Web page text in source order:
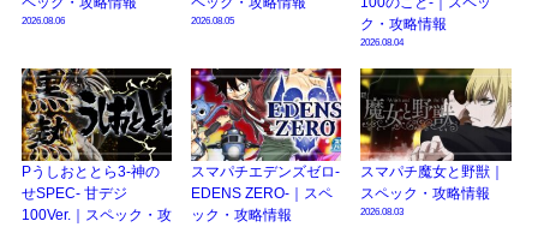
2026.08.06 2026.08.05
ク・攻略情報
2026.08.04
Pうしおととら3-神の
せSPEC- 甘デジ
100Ver.｜スペック・攻
スマパチエデンズゼロ-
EDENS ZERO-｜スペ
ック・攻略情報
スマパチ魔女と野獣｜
スペック・攻略情報
2026.08.03